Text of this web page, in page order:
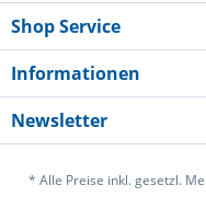
Shop Service
Informationen
Newsletter
* Alle Preise inkl. gesetzl.